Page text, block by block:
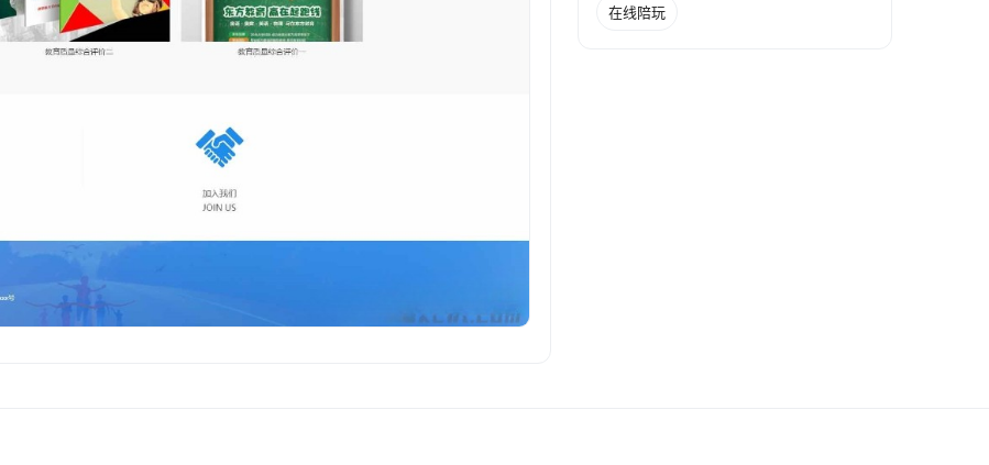
在线陪玩